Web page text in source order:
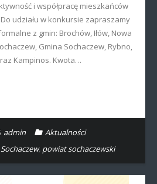
i współpracę mieszkańców
Do udziału w konkursie zapraszamy
z gmin: Brochów, Iłów, Nowa
Gmina Sochaczew, Rybno,
Kampinos. Kwota…
admin
Aktualności
, powiat sochaczewski